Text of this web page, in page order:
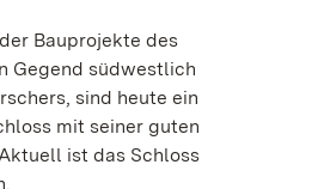
Bauprojekte des
Gegend südwestlich
sind heute ein
mit seiner guten
ist das Schloss